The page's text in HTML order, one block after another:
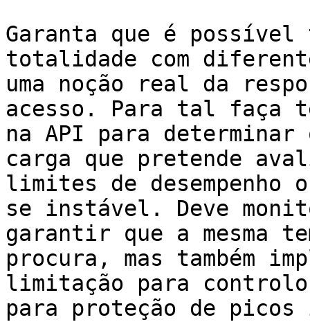
Garanta que é
totalidade com
uma noção real da
acesso. Para tal faça
na API para
carga que pretende
limites de desempenho
se instável. Deve
garantir que a mesma
procura, mas também
limitação para